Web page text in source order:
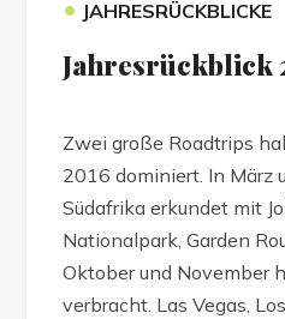
• JAHRESRÜCKBLICKE
Jahresrückblick
Zwei große Roadtrips
2016 dominiert. In März
Südafrika erkundet mit
Nationalpark, Garden
Oktober und November
verbracht. Las Vegas,